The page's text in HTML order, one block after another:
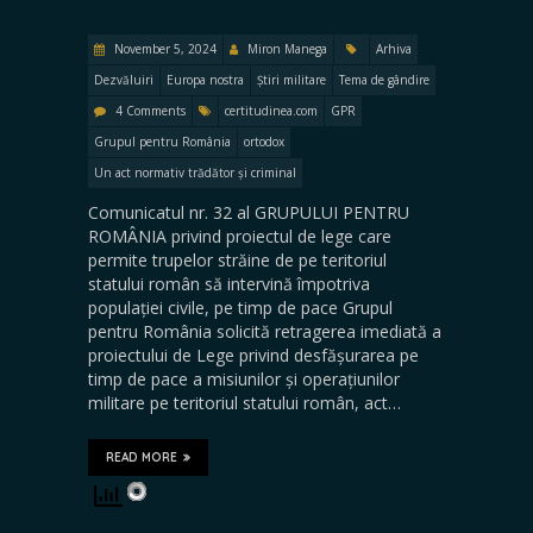
November 5, 2024 Miron Manega
Arhiva
Dezvăluiri
Europa nostra Știri militare
Tema de gândire
4 Comments
certitudinea.com
GPR
Grupul pentru România
ortodox
Un act normativ trădător și criminal
Comunicatul nr. 32 al GRUPULUI PENTRU
ROMÂNIA privind proiectul de lege care
permite trupelor străine de pe teritoriul
statului român să intervină împotriva
populației civile, pe timp de pace Grupul
pentru România solicită retragerea imediată a
proiectului de Lege privind desfășurarea pe
timp de pace a misiunilor și operațiunilor
militare pe teritoriul statului român, act…
READ MORE